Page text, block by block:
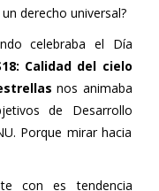
derecho universal?
celebraba el Día
Calidad del cielo
nos animaba
de Desarrollo
Porque mirar hacia
con es tendencia